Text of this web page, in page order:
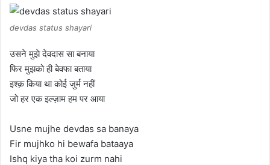
devdas status shayari
उसने मुझे देवदास सा बनाया
फिर मुझको ही बेवफा बताया
इश्क़ किया था कोई जुर्म नहीं
जो हर एक इल्ज़ाम हम पर आया
Usne mujhe devdas sa banaya
Fir mujhko hi bewafa bataaya
Ishq kiya tha koi zurm nahi